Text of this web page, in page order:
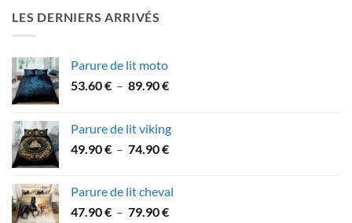
LES DERNIERS ARRIVÉS
Parure de lit moto
53.60€ – 89.90€Plage
53.60 €
à
Parure de lit viking
49.90€ – 74.90€Plage
49.90 €
à
Parure de lit cheval
47.90€ – 79.90€Plage